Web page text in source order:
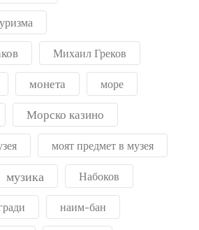
Михаил Греков
монета море
Морско казино
моят предмет в музея
музика Набоков
наим-бан